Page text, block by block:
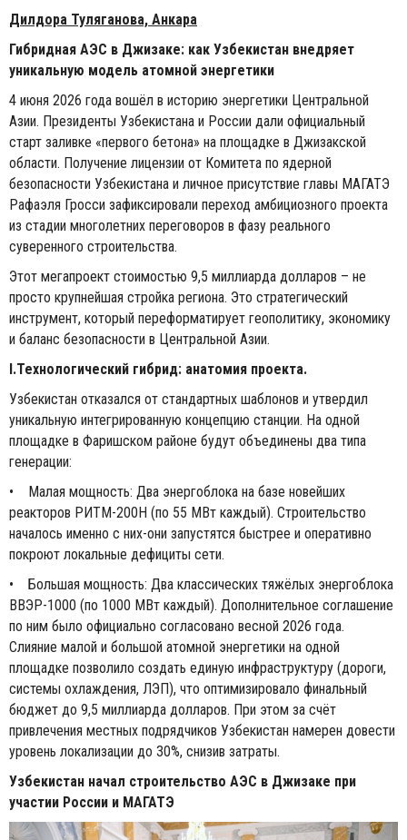
Дилдора Туляганова, Анкара
Гибридная АЭС в Джизаке: как Узбекистан внедряет
уникальную модель атомной энергетики
4 июня 2026 года вошёл в историю энергетики Центральной
Азии. Президенты Узбекистана и России дали официальный
старт заливке «первого бетона» на площадке в Джизакской
области. Получение лицензии от Комитета по ядерной
безопасности Узбекистана и личное присутствие главы МАГАТЭ
Рафаэля Гросси зафиксировали переход амбициозного проекта
из стадии многолетних переговоров в фазу реального
суверенного строительства.
Этот мегапроект стоимостью 9,5 миллиарда долларов – не
просто крупнейшая стройка региона. Это стратегический
инструмент, который переформатирует геополитику, экономику
и баланс безопасности в Центральной Азии.
I.Технологический гибрид: анатомия проекта.
Узбекистан отказался от стандартных шаблонов и утвердил
уникальную интегрированную концепцию станции. На одной
площадке в Фаришском районе будут объединены два типа
генерации:
• Малая мощность: Два энергоблока на базе новейших
реакторов РИТМ-200Н (по 55 МВт каждый). Строительство
началось именно с них-они запустятся быстрее и оперативно
покроют локальные дефициты сети.
• Большая мощность: Два классических тяжёлых энергоблока
ВВЭР-1000 (по 1000 МВт каждый). Дополнительное соглашение
по ним было официально согласовано весной 2026 года.
Слияние малой и большой атомной энергетики на одной
площадке позволило создать единую инфраструктуру (дороги,
системы охлаждения, ЛЭП), что оптимизировало финальный
бюджет до 9,5 миллиарда долларов. При этом за счёт
привлечения местных подрядчиков Узбекистан намерен довести
уровень локализации до 30%, снизив затраты.
Узбекистан начал строительство АЭС в Джизаке при
участии России и МАГАТЭ